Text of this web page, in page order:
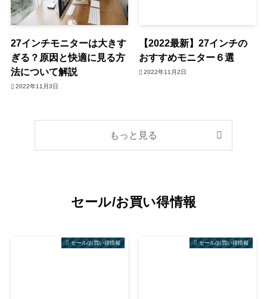
27インチモニターは大きす
ぎる？原因と快適に見る方
法について解説
2022年11月3日
【2022最新】27インチの
おすすめモニター６選
2022年11月2日
もっと見る
セール/お買い得情報
セール/お買い得情報 セール/お買い得情報